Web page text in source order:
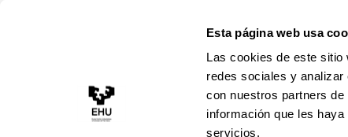
Esta página web usa
Las cookies de este sitio
redes sociales y
con nuestros partners
información que les
servicios.
una